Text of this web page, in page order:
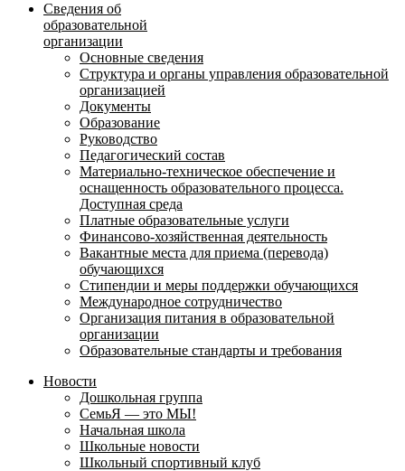
Сведения об
образовательной
организации
Основные сведения
Структура и органы управления образовательной
организацией
Документы
Образование
Руководство
Педагогический состав
Материально-техническое обеспечение и
оснащенность образовательного процесса.
Доступная среда
Платные образовательные услуги
Финансово-хозяйственная деятельность
Вакантные места для приема (перевода)
обучающихся
Стипендии и меры поддержки обучающихся
Международное сотрудничество
Организация питания в образовательной
организации
Образовательные стандарты и требования
Новости
Дошкольная группа
СемьЯ — это МЫ!
Начальная школа
Школьные новости
Школьный спортивный клуб